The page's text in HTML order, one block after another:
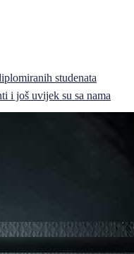
studenata
i još uvijek su sa nama